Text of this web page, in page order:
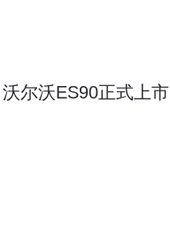
尔沃ES90正式上市